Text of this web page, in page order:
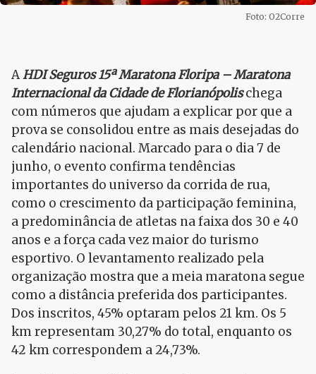
Foto: O2Corre
AHDI Seguros 15ª Maratona Floripa – Maratona
Internacional da Cidade de Florianópolischega
com números que ajudam a explicar por que a
prova se consolidou entre as mais desejadas do
calendário nacional. Marcado para o dia 7 de
junho, o evento confirma tendências
importantes do universo da corrida de rua,
como o crescimento da participação feminina,
a predominância de atletas na faixa dos 30 e 40
anos e a força cada vez maior do turismo
esportivo. O levantamento realizado pela
organização mostra que a meia maratona segue
como a distância preferida dos participantes.
Dos inscritos, 45% optaram pelos 21 km. Os 5
km representam 30,27% do total, enquanto os
42 km correspondem a 24,73%.